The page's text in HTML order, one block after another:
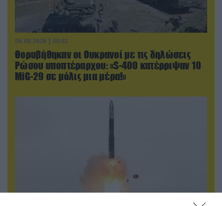
06.08.2026 | 00:02
Θορυβήθηκαν οι Ουκρανοί με τις δηλώσεις
Ρώσου υποπτέραρχου: «S-400 κατέρριψαν 10
MiG-29 σε μόλις μια μέρα!»